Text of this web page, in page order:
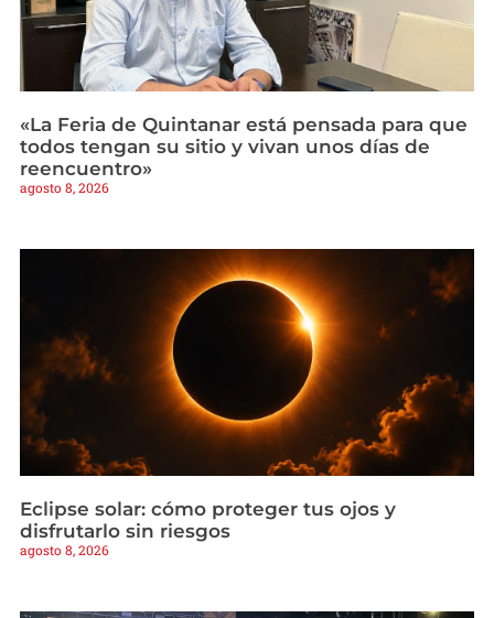
«La Feria de Quintanar está pensada para que
todos tengan su sitio y vivan unos días de
reencuentro»
agosto 8, 2026
Eclipse solar: cómo proteger tus ojos y
disfrutarlo sin riesgos
agosto 8, 2026